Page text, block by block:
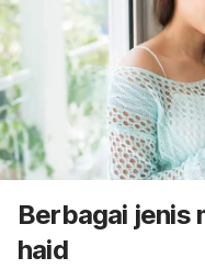
Berbagai jenis
haid